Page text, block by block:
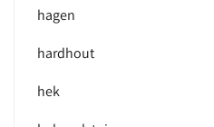
hagen
hardhout
hek